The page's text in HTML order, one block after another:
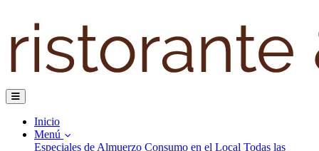
Inicio
Menú
Especiales de Almuerzo Consumo en el Local Todas las